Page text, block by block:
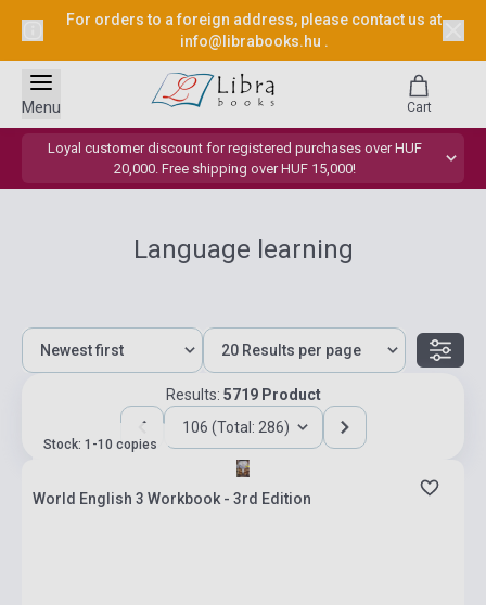
For orders to a foreign address, please contact us at
info@librabooks.hu .
Loyal customer discount for registered purchases over HUF
20,000. Free shipping over HUF 15,000!
Menu Cart
Language learning
Results: 5719 Product
106 (Total: 286)
Stock: 1-10 copies
World English 3 Workbook - 3rd Edition